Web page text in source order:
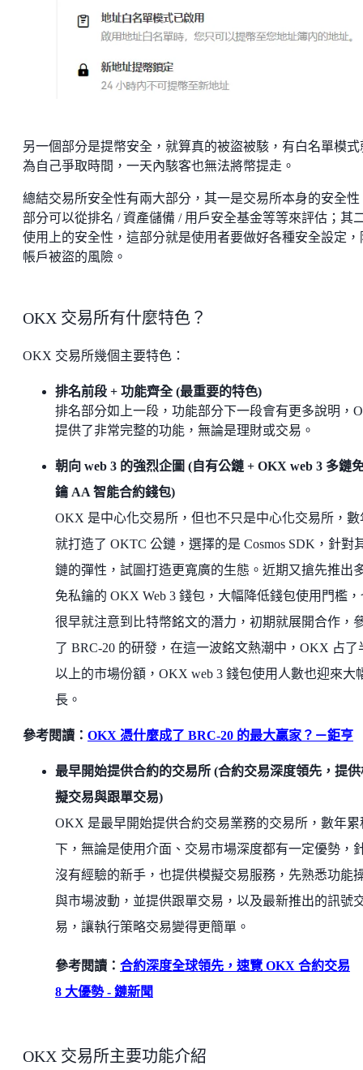
另一個部分是提幣安全，就算真的被盜被駭，有白名單模式
為自己爭取時間，一天內駭客也無法將幣提走。
總結交易所安全性有兩大部分，其一是交易所本身的安全性
部分可以從排名 / 資產儲備 / 用戶安全基金等等來評估；其
使用上的安全性，這部分就是使用者要做好各種安全設定，
帳戶被盜的風險。
OKX 交易所有什麼特色？
OKX 交易所幾個主要特色：
排名前段 + 功能齊全 (最重要的特色)
排名部分如上一段，功能部分下一段會有更多說明，
提供了非常完整的功能，無論是理財或交易。
朝向 web 3 的強烈企圖 (自有公鏈 + OKX web 3 多鏈
鑰 AA 智能合約錢包)
OKX 是中心化交易所，但也不只是中心化交易所，數
就打造了 OKTC 公鏈，選擇的是 Cosmos SDK，針對
鏈的彈性，試圖打造更寬廣的生態。近期又搶先推出
免私鑰的 OKX Web 3 錢包，大幅降低錢包使用門檻
很早就注意到比特幣銘文的潛力，初期就展開合作，
了 BRC-20 的研發，在這一波銘文熱潮中，OKX 占了
以上的市場份額，OKX web 3 錢包使用人數也迎來大
長。
參考閱讀： OKX 憑什麼成了 BRC-20 的最大贏家？－鉅亨
最早開始提供合約的交易所 (合約交易深度領先，提供
擬交易與跟單交易)
OKX 是最早開始提供合約交易業務的交易所，數年累
下，無論是使用介面、交易市場深度都有一定優勢，
沒有經驗的新手，也提供模擬交易服務，先熟悉功能
與市場波動，並提供跟單交易，以及最新推出的訊號
易，讓執行策略交易變得更簡單。
參考閱讀： 合約深度全球領先，速覽 OKX 合約交易
8 大優勢 - 鏈新聞
OKX 交易所主要功能介紹